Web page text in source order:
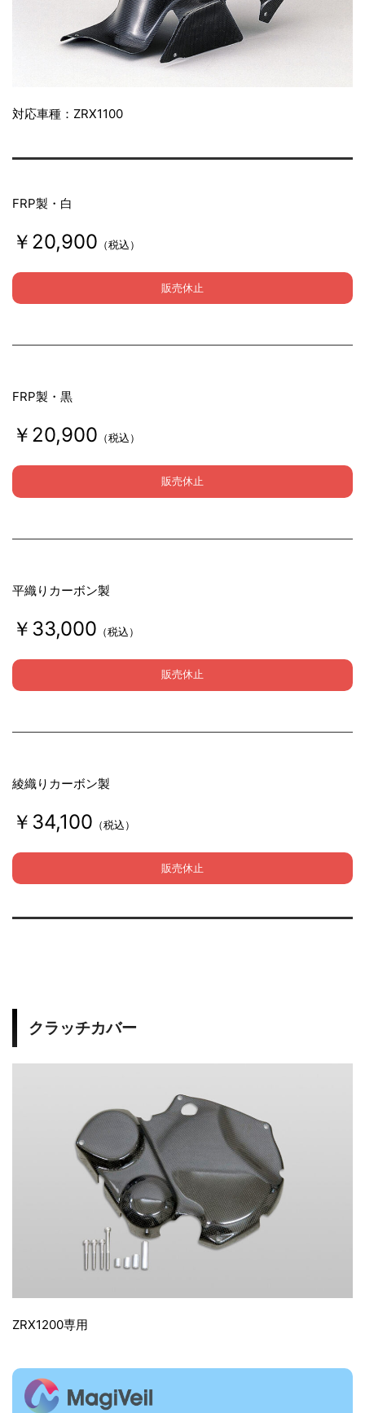
対応車種：ZRX1100
FRP製・白
￥20,900 （税込）
販売休止
FRP製・黒
￥20,900 （税込）
販売休止
平織りカーボン製
￥33,000 （税込）
販売休止
綾織りカーボン製
￥34,100 （税込）
販売休止
クラッチカバー
ZRX1200専用